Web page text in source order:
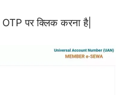
पर क्लिक करना है|